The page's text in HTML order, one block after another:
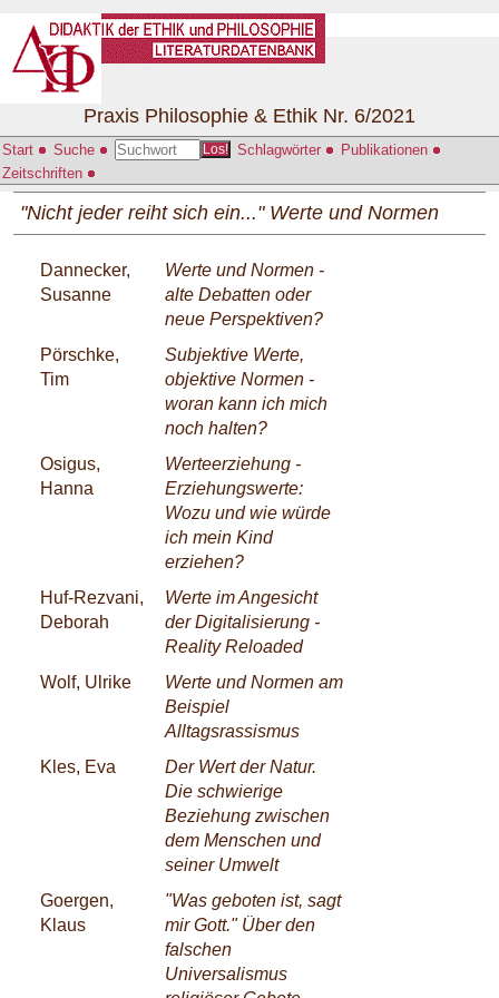
Start Suche Los! Schlagwörter
Publikationen
Zeitschriften
Praxis Philosophie & Ethik Nr. 6/2021
"Nicht jeder reiht sich ein..." Werte und Normen
Dannecker,
Susanne
Werte und Normen -
alte Debatten oder
neue Perspektiven?
Pörschke,
Tim
Subjektive Werte,
objektive Normen -
woran kann ich mich
noch halten?
Osigus,
Hanna
Werteerziehung -
Erziehungswerte:
Wozu und wie würde
ich mein Kind
erziehen?
Huf-Rezvani,
Deborah
Werte im Angesicht
der Digitalisierung -
Reality Reloaded
Wolf, Ulrike
Werte und Normen am
Beispiel
Alltagsrassismus
Kles, Eva
Der Wert der Natur.
Die schwierige
Beziehung zwischen
dem Menschen und
seiner Umwelt
Goergen,
Klaus
"Was geboten ist, sagt
mir Gott." Über den
falschen
Universalismus